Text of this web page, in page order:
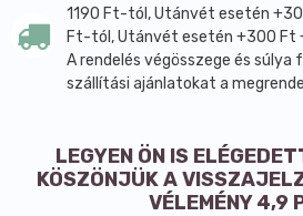
1190 Ft-tól, Utánvét esetén
Ft-tól, Utánvét esetén +300 Ft
A rendelés végösszege és
szállítási ajánlatokat a
LEGYEN ÖN IS
KÖSZÖNJÜK A
VÉLEMÉNY 4,9